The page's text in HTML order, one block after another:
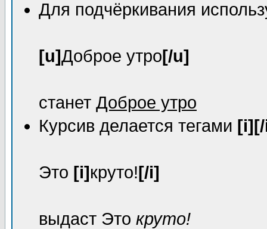
Для подчёркивания
[u]Доброе утро[/u]
станет Доброе утро
Курсив делается тегами
Это [i]круто![/i]
выдаст Это круто!